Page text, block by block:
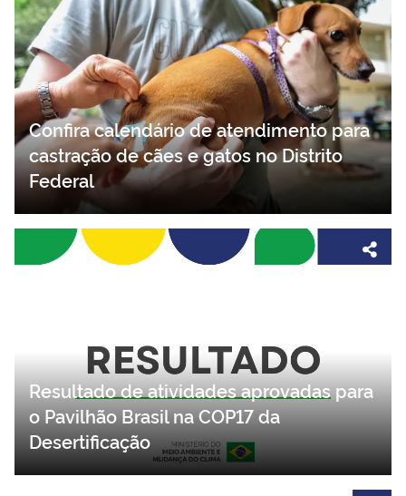
Confira calendário de atendimento para
castração de cães e gatos no Distrito
Federal
Resultado de atividades aprovadas para
o Pavilhão Brasil na COP17 da
Desertificação